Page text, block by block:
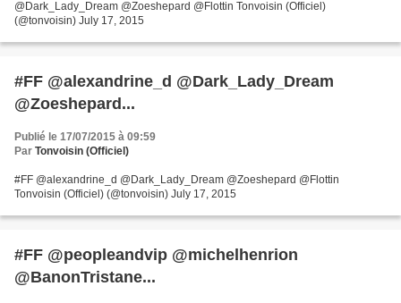
@Dark_Lady_Dream @Zoeshepard @Flottin Tonvoisin (Officiel)
(@tonvoisin) July 17, 2015
#FF @alexandrine_d @Dark_Lady_Dream
@Zoeshepard...
Publié le 17/07/2015 à 09:59
Par Tonvoisin (Officiel)
#FF @alexandrine_d @Dark_Lady_Dream @Zoeshepard @Flottin
Tonvoisin (Officiel) (@tonvoisin) July 17, 2015
#FF @peopleandvip @michelhenrion
@BanonTristane...